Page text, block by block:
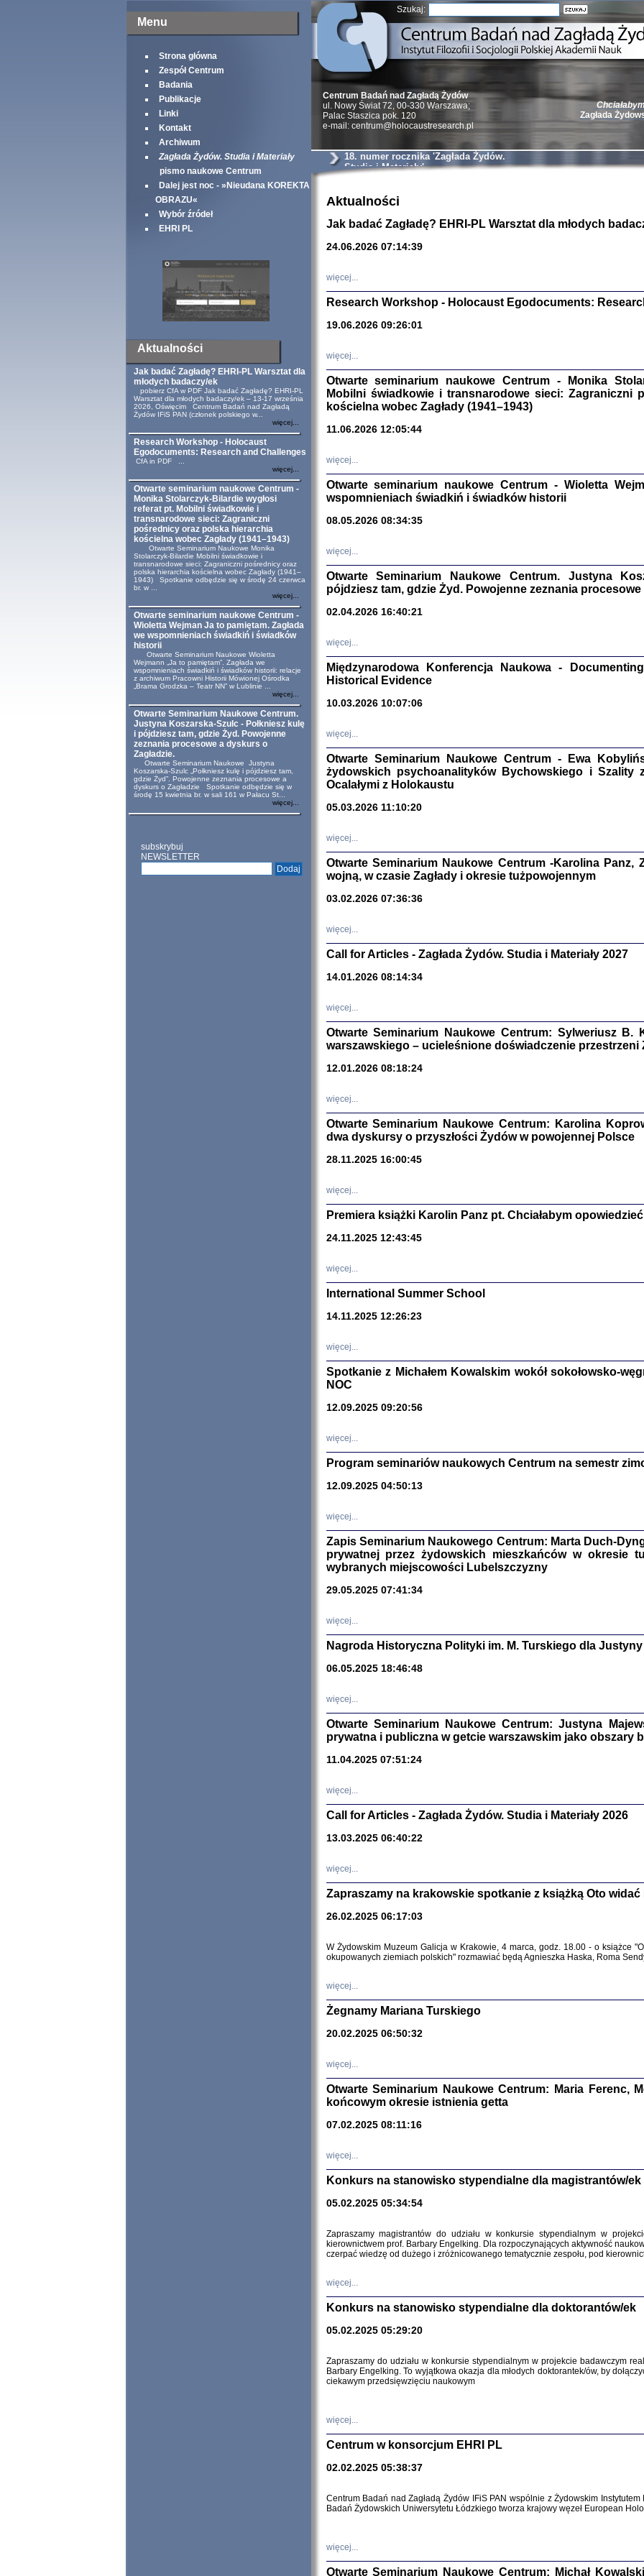
Menu
Strona główna
Zespół Centrum
Badania
Publikacje
Linki
Kontakt
Archiwum
Zagłada Żydów. Studia i Materiały
pismo naukowe Centrum
Dalej jest noc - »Nieudana KOREKTA
OBRAZU«
Wybór źródeł
EHRI PL
Aktualności
Jak badać Zagładę? EHRI-PL Warsztat dla
młodych badaczy/ek
pobierz CfA w PDF Jak badać Zagładę? EHRI-PL
Warsztat dla młodych badaczy/ek – 13-17 września
2026, Oświęcim Centrum Badań nad Zagładą
Żydów IFiS PAN (członek polskiego w...
więcej...
Research Workshop - Holocaust
Egodocuments: Research and Challenges
CfA in PDF ...
więcej...
Otwarte seminarium naukowe Centrum -
Monika Stolarczyk-Bilardie wygłosi
referat pt. Mobilni świadkowie i
transnarodowe sieci: Zagraniczni
pośrednicy oraz polska hierarchia
kościelna wobec Zagłady (1941–1943)
Otwarte Seminarium Naukowe Monika
Stolarczyk-Bilardie Mobilni świadkowie i
transnarodowe sieci: Zagraniczni pośrednicy oraz
polska hierarchia kościelna wobec Zagłady (1941–
1943) Spotkanie odbędzie się w środę 24 czerwca
br. w ...
więcej...
Otwarte seminarium naukowe Centrum -
Wioletta Wejman Ja to pamiętam. Zagłada
we wspomnieniach świadkiń i świadków
historii
Otwarte Seminarium Naukowe Wioletta
Wejmann „Ja to pamiętam”. Zagłada we
wspomnieniach świadkiń i świadków historii: relacje
z archiwum Pracowni Historii Mówionej Ośrodka
„Brama Grodzka – Teatr NN” w Lublinie ...
więcej...
Otwarte Seminarium Naukowe Centrum.
Justyna Koszarska-Szulc - Połkniesz kulę
i pójdziesz tam, gdzie Żyd. Powojenne
zeznania procesowe a dyskurs o
Zagładzie.
Otwarte Seminarium Naukowe Justyna
Koszarska-Szulc „Połkniesz kulę i pójdziesz tam,
gdzie Żyd”. Powojenne zeznania procesowe a
dyskurs o Zagładzie Spotkanie odbędzie się w
środę 15 kwietnia br. w sali 161 w Pałacu St...
więcej...
subskrybuj
NEWSLETTER
Szukaj:
Zagłada
Natalia Aleksiun,
Deborah Dash
Turski, Laurence
oprac.
Warszawa
oprac.
Studia i
nr 17, R. 2021
NIE WIEMY CO
Dziennik
Zagłada
Sewek
'z
CZYTAJĄC
red. i
Stanisław
Warszawa
Pisma
Warszawie
SZCZĘŚCIE
Centrum Badań nad Zagładą Żydów
ul. Nowy Świat 72, 00-330 Warszawa;
Palac Staszica pok. 120
e-mail: centrum@holocaustresearch.pl
18. numer rocznika 'Zagłada Żydów.
Studia i Materiały'
Aktualności
Jak badać Zagładę? EHRI-PL Warsztat dla młodych
24.06.2026 07:14:39
więcej...
Research Workshop - Holocaust Egodocuments:
19.06.2026 09:26:01
więcej...
Otwarte seminarium naukowe Centrum - Monika
Mobilni świadkowie i transnarodowe sieci: Zagraniczni
kościelna wobec Zagłady (1941–1943)
11.06.2026 12:05:44
więcej...
Otwarte seminarium naukowe Centrum - Wioletta
wspomnieniach świadkiń i świadków historii
08.05.2026 08:34:35
więcej...
Otwarte Seminarium Naukowe Centrum. Justyna
pójdziesz tam, gdzie Żyd. Powojenne zeznania procesowe
02.04.2026 16:40:21
więcej...
Międzynarodowa Konferencja Naukowa -
Historical Evidence
10.03.2026 10:07:06
więcej...
Otwarte Seminarium Naukowe Centrum - Ewa
żydowskich psychoanalityków Bychowskiego i
Ocalałymi z Holokaustu
05.03.2026 11:10:20
więcej...
Otwarte Seminarium Naukowe Centrum -Karolina Panz,
wojną, w czasie Zagłady i okresie tużpowojennym
03.02.2026 07:36:36
więcej...
Call for Articles - Zagłada Żydów. Studia i Materiały 2027
14.01.2026 08:14:34
więcej...
Otwarte Seminarium Naukowe Centrum: Sylweriusz B.
warszawskiego – ucieleśnione doświadczenie przestrzeni
12.01.2026 08:18:24
więcej...
Otwarte Seminarium Naukowe Centrum: Karolina
dwa dyskursy o przyszłości Żydów w powojennej Polsce
28.11.2025 16:00:45
więcej...
Premiera książki Karolin Panz pt. Chciałabym
24.11.2025 12:43:45
więcej...
International Summer School
14.11.2025 12:26:23
więcej...
Spotkanie z Michałem Kowalskim wokół sokołowsko-
NOC
12.09.2025 09:20:56
więcej...
Program seminariów naukowych Centrum na semestr
12.09.2025 04:50:13
więcej...
Zapis Seminarium Naukowego Centrum: Marta Duch-
prywatnej przez żydowskich mieszkańców w okresie
wybranych miejscowości Lubelszczyzny
29.05.2025 07:41:34
więcej...
Nagroda Historyczna Polityki im. M. Turskiego dla
06.05.2025 18:46:48
więcej...
Otwarte Seminarium Naukowe Centrum: Justyna
prywatna i publiczna w getcie warszawskim jako obszary
11.04.2025 07:51:24
więcej...
Call for Articles - Zagłada Żydów. Studia i Materiały 2026
13.03.2025 06:40:22
więcej...
Zapraszamy na krakowskie spotkanie z książką Oto widać
26.02.2025 06:17:03
W Żydowskim Muzeum Galicja w Krakowie, 4 marca, godz. 18.00 - o książce
okupowanych ziemiach polskich" rozmawiać będą Agnieszka Haska, Roma
więcej...
Żegnamy Mariana Turskiego
20.02.2025 06:50:32
więcej...
Otwarte Seminarium Naukowe Centrum: Maria Ferenc,
końcowym okresie istnienia getta
07.02.2025 08:11:16
więcej...
Konkurs na stanowisko stypendialne dla magistrantów/ek
05.02.2025 05:34:54
Zapraszamy magistrantów do udziału w konkursie stypendialnym w
kierownictwem prof. Barbary Engelking. Dla rozpoczynających aktywność
czerpać wiedzę od dużego i zróżnicowanego tematycznie zespołu, pod
więcej...
Konkurs na stanowisko stypendialne dla doktorantów/ek
05.02.2025 05:29:20
Zapraszamy do udziału w konkursie stypendialnym w projekcie badawczym
Barbary Engelking. To wyjątkowa okazja dla młodych doktorantek/ów, by
ciekawym przedsięwzięciu naukowym
więcej...
Centrum w konsorcjum EHRI PL
02.02.2025 05:38:37
Centrum Badań nad Zagładą Żydów IFiS PAN wspólnie z Żydowskim
Badań Żydowskich Uniwersytetu Łódzkiego tworza krajowy węzeł European
więcej...
Otwarte Seminarium Naukowe Centrum: Michał